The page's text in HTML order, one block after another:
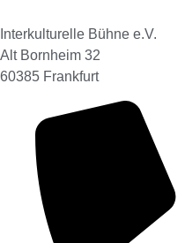
Interkulturelle Bühne e.V.
Alt Bornheim 32
60385 Frankfurt